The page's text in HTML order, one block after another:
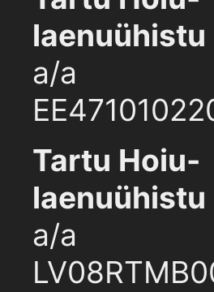
laenuühistu
a/a
Tartu Hoiu-
laenuühistu
a/a